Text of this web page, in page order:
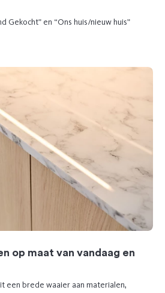
Gekocht” en “Ons huis/nieuw huis”
op maat van vandaag en
een brede waaier aan materialen,